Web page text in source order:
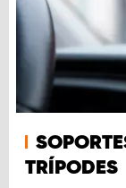
TRÍPODES